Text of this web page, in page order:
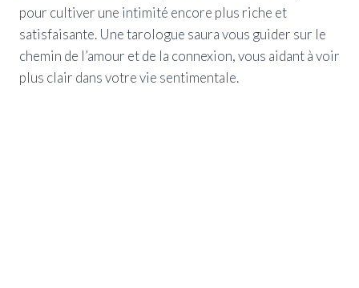
pour cultiver une intimité encore plus riche et
satisfaisante. Une tarologue saura vous guider sur le
chemin de l’amour et de la connexion, vous aidant à voir
plus clair dans votre vie sentimentale.